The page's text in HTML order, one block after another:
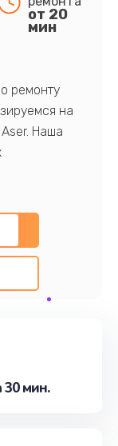
от 20
мин
ремонту
на
Наша
и
ремонт с
а
на
30 мин.